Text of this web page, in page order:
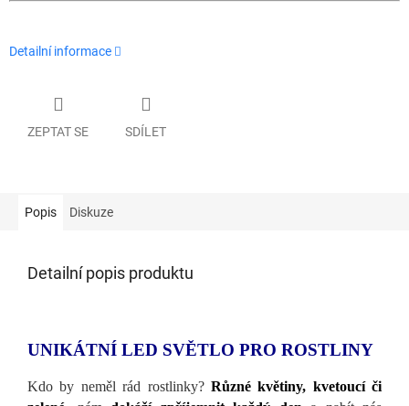
Detailní informace
ZEPTAT SE SDÍLET
Popis Diskuze
Detailní popis produktu
UNIKÁTNÍ LED SVĚTLO PRO ROSTLINY
Kdo by neměl rád rostlinky? Různé květiny, kvetoucí či